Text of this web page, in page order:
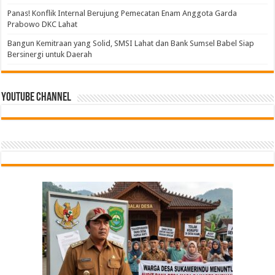
Panas! Konflik Internal Berujung Pemecatan Enam Anggota Garda
Prabowo DKC Lahat
Bangun Kemitraan yang Solid, SMSI Lahat dan Bank Sumsel Babel Siap
Bersinergi untuk Daerah
Youtube Channel